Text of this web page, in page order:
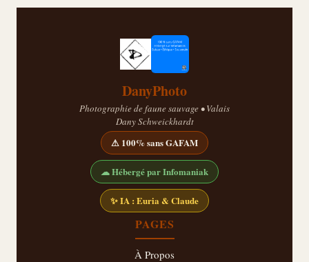
DanyPhoto
Photographie de faune sauvage • Valais
Dany Schweickhardt
⚠ 100% sans GAFAM
☁ Hébergé par Infomaniak
✨ IA : Euria & Claude
PAGES
À Propos